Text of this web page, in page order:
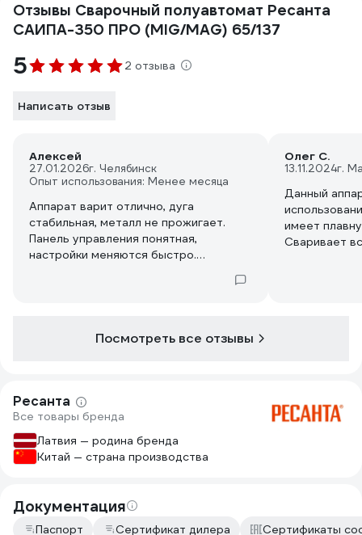
Отзывы Сварочный полуавтомат Ресанта
САИПА-350 ПРО (MIG/MAG) 65/137
5 2 отзыва
Написать отзыв
Алексей
27.01.2026г. Челябинск
Опыт использования: Менее месяца
Аппарат варит отлично, дуга
стабильная, металл не прожигает.
Панель управления понятная,
настройки меняются быстро.
Олег С.
13.11.2024г.
Данный
имеет
Сваривает
Посмотреть все отзывы
Ресанта
Все товары бренда
Латвия — родина бренда
Китай — страна производства
Документация
Паспорт Сертификат дилера Сертификаты